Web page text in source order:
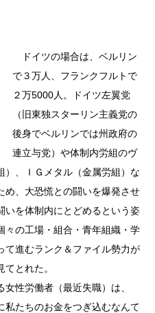
ドイツの場合は、ベルリン
で３万人、フランクフルトで
２万5000人。ドイツ左翼党
（旧東独スターリン主義党の
後身でベルリンでは州政府の
連立与党）や体制内労組のヴ
）、ＩＧメタル（金属労組）な
め、大恐慌との闘いを爆発させ
いを体制内にとどめるという姿
々の工場・組合・青年組織・学
て進むランク＆ファイル勢力が
とれた。
性労働者（最近失職）は、
私たちのお金をつぎ込むなんて